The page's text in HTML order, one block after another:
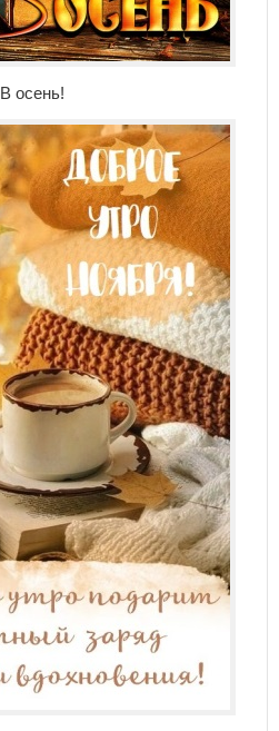
В осень!